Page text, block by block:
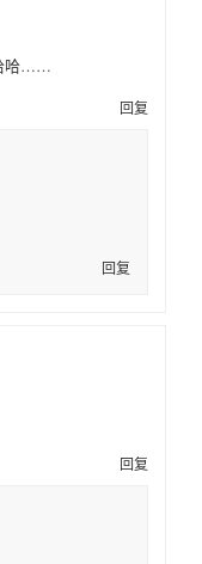
哈……
回复
回复
回复